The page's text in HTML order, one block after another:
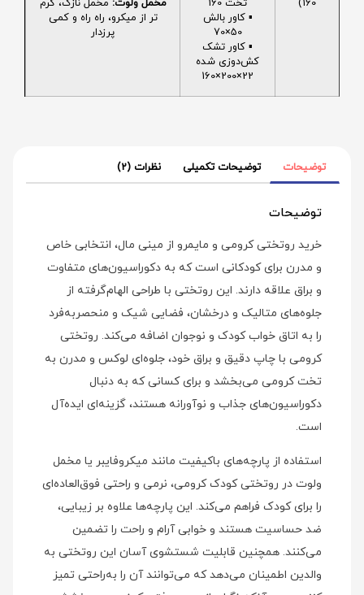
160)
تخت 160
▪️ کاور بالش
50×70
▪️ کاور تشک
کش‌دوزی شده
22×200×160
مخمل ولوت: مخمل نازک، گرم
تر از میکرو، راه راه و کمی
پرزدار
توضیحات توضیحات تکمیلی نظرات (2)
توضیحات
خرید روتختی کرومی و مایمرو از مینی‌ مال، انتخابی خاص
و مدرن برای کودکانی است که به دکوراسیون‌های متفاوت
و براق علاقه دارند. این روتختی با طراحی الهام‌گرفته از
جلوه‌های متالیک و درخشان، فضایی شیک و منحصر‌به‌فرد
را به اتاق خواب کودک و نوجوان اضافه می‌کند. روتختی
کرومی با چاپ دقیق و براق خود، جلوه‌ای لوکس و مدرن به
تخت کرومی می‌بخشد و برای کسانی که به دنبال
دکوراسیون‌های جذاب و نوآورانه هستند، گزینه‌ای ایده‌آل
است.
استفاده از پارچه‌های باکیفیت مانند میکروفایبر یا مخمل
ولوت در روتختی کودک کرومی، نرمی و راحتی فوق‌العاده‌ای
را برای کودک فراهم می‌کند. این پارچه‌ها علاوه بر زیبایی،
ضد حساسیت هستند و خوابی آرام و راحت را تضمین
می‌کنند. همچنین قابلیت شستشوی آسان این روتختی به
والدین اطمینان می‌دهد که می‌توانند آن را به‌راحتی تمیز